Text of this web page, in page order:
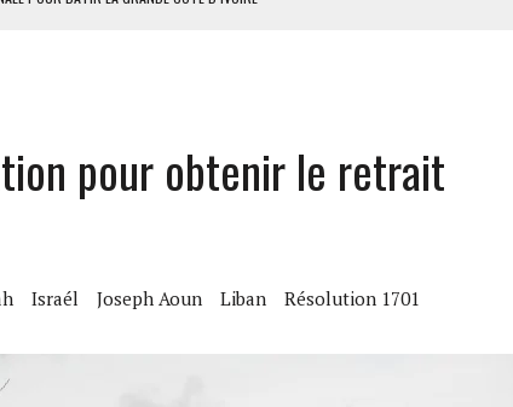
DU PROJET SÉNÉGALO-MAURITANIEN
LA GRANDE CÔTE D’IVOIRE
pour obtenir le retrait
Israél Joseph Aoun Liban
Résolution 1701